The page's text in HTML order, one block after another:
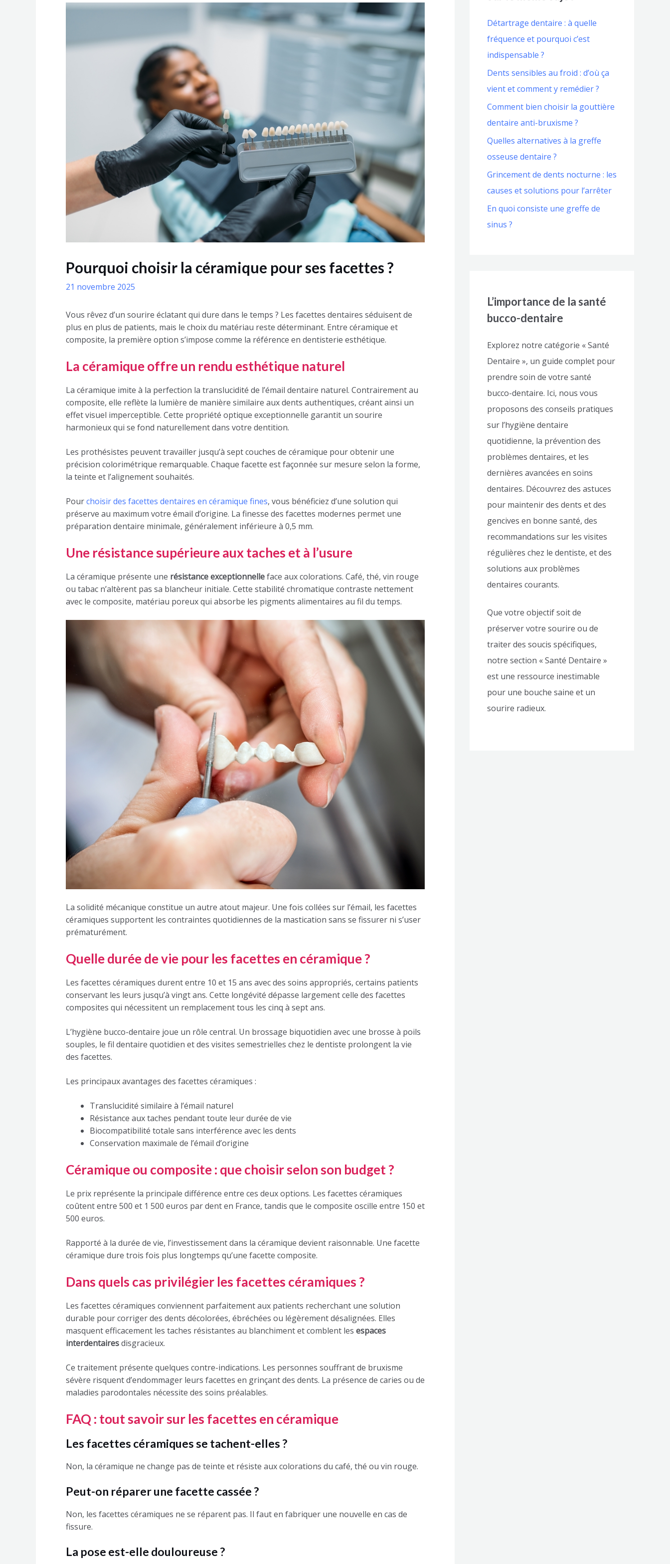
Pourquoi choisir la céramique pour ses facettes ?
21 novembre 2025
Vous rêvez d’un sourire éclatant qui dure dans le temps ? Les facettes dentaires séduisent de
plus en plus de patients, mais le choix du matériau reste déterminant. Entre céramique et
composite, la première option s’impose comme la référence en dentisterie esthétique.
La céramique offre un rendu esthétique naturel
La céramique imite à la perfection la translucidité de l’émail dentaire naturel. Contrairement au
composite, elle reflète la lumière de manière similaire aux dents authentiques, créant ainsi un
effet visuel imperceptible. Cette propriété optique exceptionnelle garantit un sourire
harmonieux qui se fond naturellement dans votre dentition.
Les prothésistes peuvent travailler jusqu’à sept couches de céramique pour obtenir une
précision colorimétrique remarquable. Chaque facette est façonnée sur mesure selon la forme,
la teinte et l’alignement souhaités.
Pourchoisir des facettes dentaires en céramique fines, vous bénéficiez d’une solution qui
préserve au maximum votre émail d’origine. La finesse des facettes modernes permet une
préparation dentaire minimale, généralement inférieure à 0,5 mm.
Une résistance supérieure aux taches et à l’usure
La céramique présente une résistance exceptionnelleface aux colorations. Café, thé, vin rouge
ou tabac n’altèrent pas sa blancheur initiale. Cette stabilité chromatique contraste nettement
avec le composite, matériau poreux qui absorbe les pigments alimentaires au fil du temps.
La solidité mécanique constitue un autre atout majeur. Une fois collées sur l’émail, les facettes
céramiques supportent les contraintes quotidiennes de la mastication sans se fissurer ni s’user
prématurément.
Quelle durée de vie pour les facettes en céramique ?
Les facettes céramiques durent entre 10 et 15 ans avec des soins appropriés, certains patients
conservant les leurs jusqu’à vingt ans. Cette longévité dépasse largement celle des facettes
composites qui nécessitent un remplacement tous les cinq à sept ans.
L’hygiène bucco-dentaire joue un rôle central. Un brossage biquotidien avec une brosse à poils
souples, le fil dentaire quotidien et des visites semestrielles chez le dentiste prolongent la vie
des facettes.
Les principaux avantages des facettes céramiques :
Translucidité similaire à l’émail naturel
Résistance aux taches pendant toute leur durée de vie
Biocompatibilité totale sans interférence avec les dents
Conservation maximale de l’émail d’origine
Céramique ou composite : que choisir selon son budget ?
Le prix représente la principale différence entre ces deux options. Les facettes céramiques
coûtent entre 500 et 1 500 euros par dent en France, tandis que le composite oscille entre 150 et
500 euros.
Rapporté à la durée de vie, l’investissement dans la céramique devient raisonnable. Une facette
céramique dure trois fois plus longtemps qu’une facette composite.
Dans quels cas privilégier les facettes céramiques ?
Les facettes céramiques conviennent parfaitement aux patients recherchant une solution
durable pour corriger des dents décolorées, ébréchées ou légèrement désalignées. Elles
masquent efficacement les taches résistantes au blanchiment et comblent les espaces
interdentairesdisgracieux.
Ce traitement présente quelques contre-indications. Les personnes souffrant de bruxisme
sévère risquent d’endommager leurs facettes en grinçant des dents. La présence de caries ou de
maladies parodontales nécessite des soins préalables.
FAQ : tout savoir sur les facettes en céramique
Les facettes céramiques se tachent-elles ?
Non, la céramique ne change pas de teinte et résiste aux colorations du café, thé ou vin rouge.
Peut-on réparer une facette cassée ?
Non, les facettes céramiques ne se réparent pas. Il faut en fabriquer une nouvelle en cas de
fissure.
La pose est-elle douloureuse ?
Détartrage dentaire : à quelle
fréquence et pourquoi c’est
indispensable ?
Dents sensibles au froid : d’où ça
vient et comment y remédier ?
Comment bien choisir la gouttière
dentaire anti-bruxisme ?
Quelles alternatives à la greffe
osseuse dentaire ?
Grincement de dents nocturne : les
causes et solutions pour l’arrêter
En quoi consiste une greffe de
sinus ?
L’importance de la santé
bucco-dentaire
Explorez notre catégorie « Santé
Dentaire », un guide complet pour
prendre soin de votre santé
bucco-dentaire. Ici, nous vous
proposons des conseils pratiques
sur l’hygiène dentaire
quotidienne, la prévention des
problèmes dentaires, et les
dernières avancées en soins
dentaires. Découvrez des astuces
pour maintenir des dents et des
gencives en bonne santé, des
recommandations sur les visites
régulières chez le dentiste, et des
solutions aux problèmes
dentaires courants.
Que votre objectif soit de
préserver votre sourire ou de
traiter des soucis spécifiques,
notre section « Santé Dentaire »
est une ressource inestimable
pour une bouche saine et un
sourire radieux.